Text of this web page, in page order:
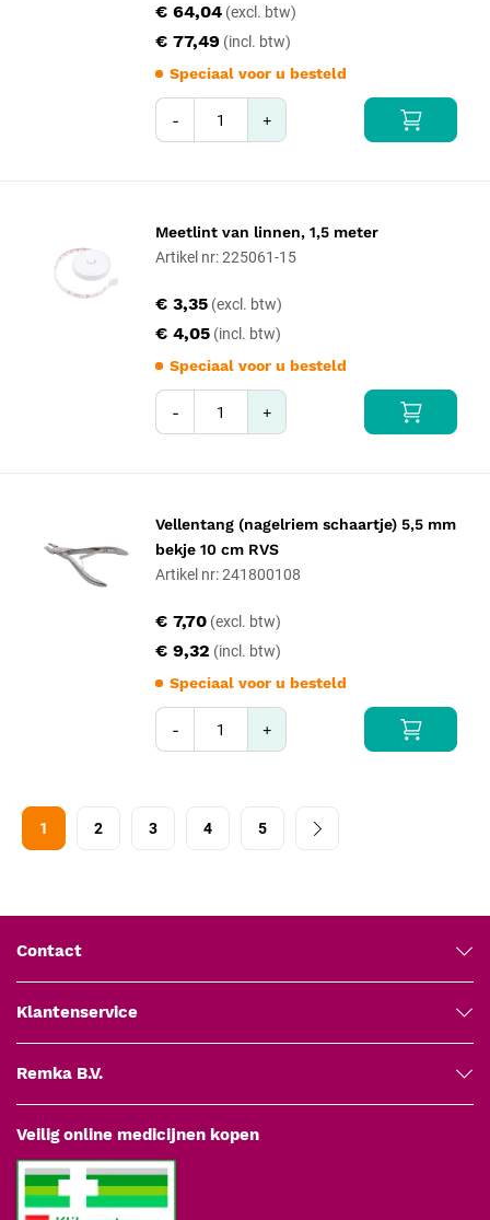
€ 77,49
€ 64,04
Speciaal voor u besteld
- +
Meetlint van linnen, 1,5 meter
Artikel nr: 225061-15
€ 4,05
€ 3,35
Speciaal voor u besteld
- +
Vellentang (nagelriem schaartje) 5,5 mm
bekje 10 cm RVS
Artikel nr: 241800108
€ 9,32
€ 7,70
Speciaal voor u besteld
- +
1 2 3 4 5
Contact
Klantenservice
Remka B.V.
Veilig online medicijnen kopen